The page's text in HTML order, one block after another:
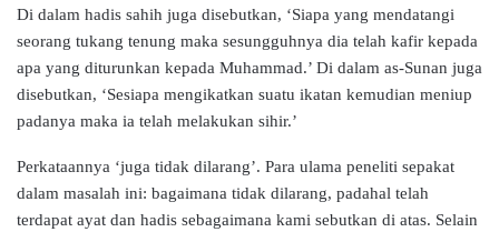
Di dalam hadis sahih juga disebutkan, ‘Siapa yang mendatangi
seorang tukang tenung maka sesungguhnya dia telah kafir kepada
apa yang diturunkan kepada Muhammad.’ Di dalam as-Sunan juga
disebutkan, ‘Sesiapa mengikatkan suatu ikatan kemudian meniup
padanya maka ia telah melakukan sihir.’
Perkataannya ‘juga tidak dilarang’. Para ulama peneliti sepakat
dalam masalah ini: bagaimana tidak dilarang, padahal telah
terdapat ayat dan hadis sebagaimana kami sebutkan di atas. Selain